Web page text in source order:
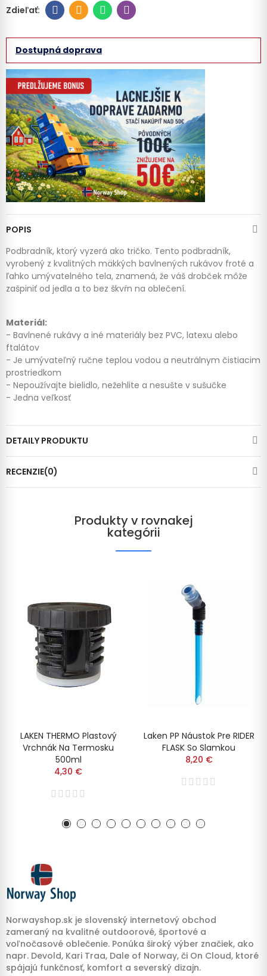
Dostupná doprava
POPIS
Podbradník, ktorý vyzerá ako tričko. Tento podbradník,
vyrobený z kvalitných mäkkých bavlnených rukávov froté a
ľahko umývatelného tela, znamená, že váš drobček môže
zašpiniť od jedla a to bez škvŕn na oblečení.
Materiál:
- Bavlnené rukávy a iné materiály bez PVC, latexu alebo
ftalátov
- Je umývateľný ručne teplou vodou a neutrálnym čistiacim
prostriedkom
- Nepoužívajte bielidlo, nežehlite a nesušte v sušučke
- Jedna veľkosť
DETAILY PRODUKTU
RECENZIE(0)
Produkty v rovnakej
kategórii
LAKEN THERMO Plastový
Vrchnák Na Termosku
500ml
4,30 €
Laken PP Náustok Pre RIDER
FLASK So Slamkou
8,20 €
Norwayshop.sk je slovenský internetový obchod
zameraný na kvalitné outdoorové, športové a
voľnočasové oblečenie. Ponúka široký výber značiek, ako
napr. Devold, Kari Traa, Dale of Norway, či On Cloud, ktoré
spájajú funkčnosť, komfort a severský dizajn.